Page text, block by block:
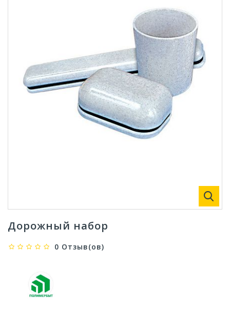
Дорожный набор
0 Отзыв(ов)